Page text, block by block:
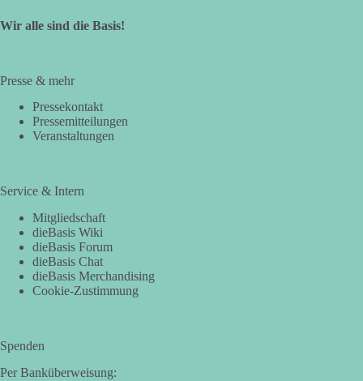
Wir alle sind die Basis!
Presse & mehr
Pressekontakt
Pressemitteilungen
Veranstaltungen
Service & Intern
Mitgliedschaft
dieBasis Wiki
dieBasis Forum
dieBasis Chat
dieBasis Merchandising
Cookie-Zustimmung
Spenden
Per Banküberweisung: